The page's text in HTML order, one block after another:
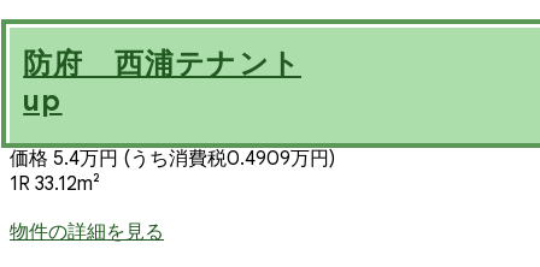
防府 西浦テナント
up
価格 5.4万円 (うち消費税0.4909万円)
1R 33.12m²
物件の詳細を見る